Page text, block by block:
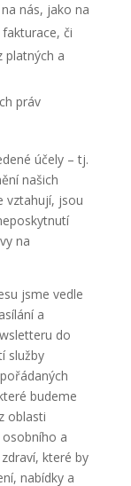
nás, jako na
či
platných a
práv
účely – tj.
našich
vztahují, jsou
na
jsme vedle
a
do
služby
budeme
oblasti
a
které by
nabídky a